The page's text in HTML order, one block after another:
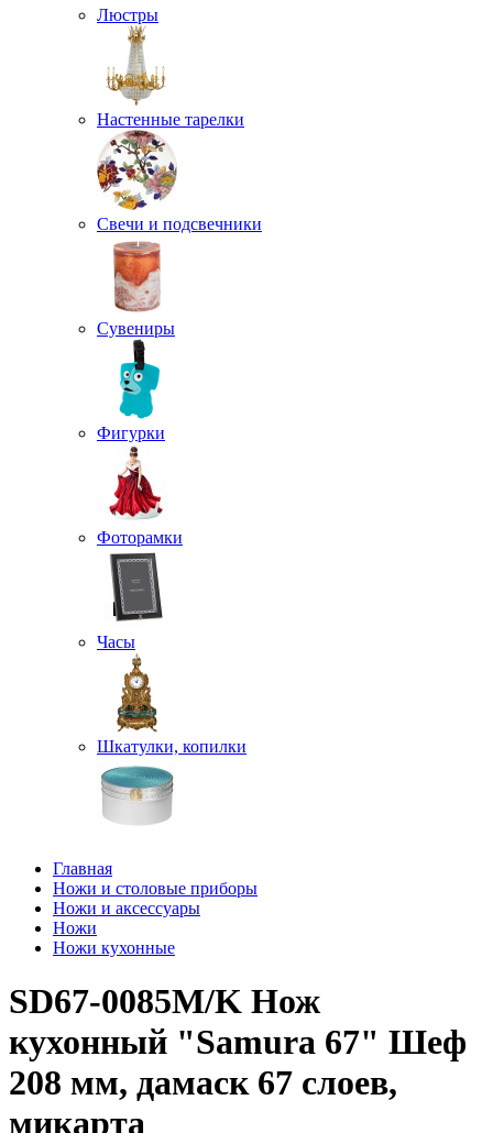
Люстры
Настенные тарелки
Свечи и подсвечники
Сувениры
Фигурки
Фоторамки
Часы
Шкатулки, копилки
Главная
Ножи и столовые приборы
Ножи и аксессуары
Ножи
Ножи кухонные
SD67-0085M/K Нож
кухонный "Samura 67" Шеф
208 мм, дамаск 67 слоев,
микарта